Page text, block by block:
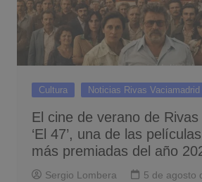
Cultura Noticias Rivas Vaciamadrid
El cine de verano de
‘El 47’, una de las
más premiadas del año
Sergio Lombera 5 de agosto